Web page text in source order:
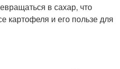
в сахар, что
картофеля и его пользе для